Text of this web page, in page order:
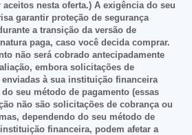
nesta oferta.) A exigência do seu
garantir proteção de segurança
a transição da versão de
paga, caso você decida comprar.
não será cobrado antecipadamente
embora solicitações de
à sua instituição financeira
seu método de pagamento (essas
não são solicitações de cobrança ou
dependendo do seu método de
financeira, podem afetar a